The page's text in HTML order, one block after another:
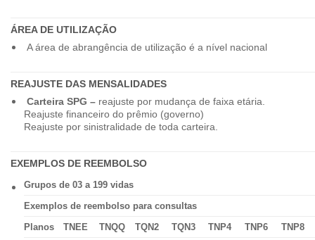
ÁREA DE UTILIZAÇÃO
A área de abrangência de utilização é a nível nacional
REAJUSTE DAS MENSALIDADES
Carteira SPG –reajuste por mudança de faixa etária.
Reajuste financeiro do prêmio (governo)
Reajuste por sinistralidade de toda carteira.
EXEMPLOS DE REEMBOLSO
Grupos de 03 a 199 vidas
Exemplos de reembolso para consultas
Planos
TNEE TNQQ TQN2 TQN3 TNP4 TNP6 TNP8